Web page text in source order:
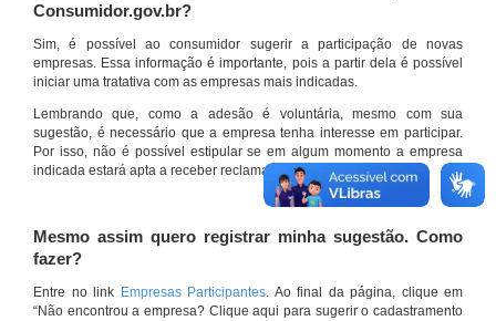
Consumidor.gov.br?
Sim, é possível ao consumidor sugerir a participação de novas
empresas. Essa informação é importante, pois a partir dela é possível
iniciar uma tratativa com as empresas mais indicadas.
Lembrando que, como a adesão é voluntária, mesmo com sua
sugestão, é necessário que a empresa tenha interesse em participar.
Por isso, não é possível estipular se em algum momento a empresa
indicada estará apta a receber reclamações por meio do site.
Mesmo assim quero registrar minha sugestão. Como
fazer?
Entre no link Empresas Participantes. Ao final da página, clique em
“Não encontrou a empresa? Clique aqui para sugerir o cadastramento